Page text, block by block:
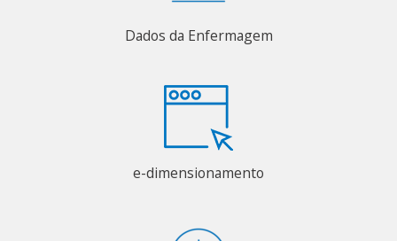
Dados da Enfermagem
e-dimensionamento